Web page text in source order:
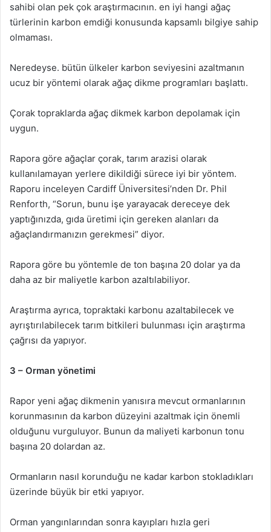
sahibi olan pek çok araştırmacının. en iyi hangi ağaç
türlerinin karbon emdiği konusunda kapsamlı bilgiye sahip
olmaması.
Neredeyse. bütün ülkeler karbon seviyesini azaltmanın
ucuz bir yöntemi olarak ağaç dikme programları başlattı.
Çorak topraklarda ağaç dikmek karbon depolamak için
uygun.
Rapora göre ağaçlar çorak, tarım arazisi olarak
kullanılamayan yerlere dikildiği sürece iyi bir yöntem.
Raporu inceleyen Cardiff Üniversitesi’nden Dr. Phil
Renforth, “Sorun, bunu işe yarayacak dereceye dek
yaptığınızda, gıda üretimi için gereken alanları da
ağaçlandırmanızın gerekmesi” diyor.
Rapora göre bu yöntemle de ton başına 20 dolar ya da
daha az bir maliyetle karbon azaltılabiliyor.
Araştırma ayrıca, topraktaki karbonu azaltabilecek ve
ayrıştırılabilecek tarım bitkileri bulunması için araştırma
çağrısı da yapıyor.
3 – Orman yönetimi
Rapor yeni ağaç dikmenin yanısıra mevcut ormanlarının
korunmasının da karbon düzeyini azaltmak için önemli
olduğunu vurguluyor. Bunun da maliyeti karbonun tonu
başına 20 dolardan az.
Ormanların nasıl korunduğu ne kadar karbon stokladıkları
üzerinde büyük bir etki yapıyor.
Orman yangınlarından sonra kayıpları hızla geri